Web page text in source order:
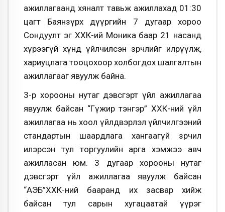
ажиллагаанд хяналт тавьж ажиллахад 01:30
цагт Баянзүрх дүүргийн 7 дугаар хороо
Сондуулт эг ХХК-ий Моника баар 21 насанд
хүрээгүй хүнд үйлчилсэн зөрчлийг илрүүлж,
хариуцлага тооцохоор холбогдох шалгалтын
ажиллагааг явуулж байна.
3-р хорооны нутаг дэвсгэрт үйл ажиллагаа
явуулж байсан “Гүжир тэнгэр” ХХК-ний үйл
ажиллагаа нь хоол үйлдвэрлэл үйлчилгээний
стандартын шаардлага хангаагүй зөрчил
илэрсэн тул торгуулийн арга хэмжээ авч
ажилласан юм. 3 дугаар хорооны нутаг
дэвсгэрт үйл ажиллагаа явуулж байсан
“АЭБ”ХХК-ний бааранд их засвар хийж
байсан тул сарын хугацаатай үүрэг